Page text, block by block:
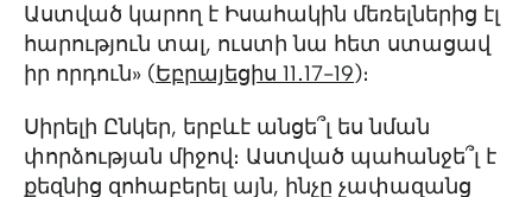
Աստված կարող է Իսահակին մեռելներից էլ
հարություն տալ, ուստի նա հետ ստացավ
իր որդուն» (Եբրայեցիս 11․17-19)։
Սիրելի Ընկեր, երբևէ անցե՞լ ես նման
փորձության միջով։ Աստված պահանջե՞լ է
քեզնից զոհաբերել այն, ինչը չափազանց